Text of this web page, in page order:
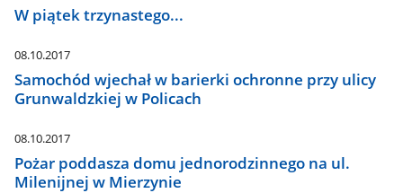
W piątek trzynastego...
08.10.2017
Samochód wjechał w barierki ochronne przy ulicy
Grunwaldzkiej w Policach
08.10.2017
Pożar poddasza domu jednorodzinnego na ul.
Milenijnej w Mierzynie